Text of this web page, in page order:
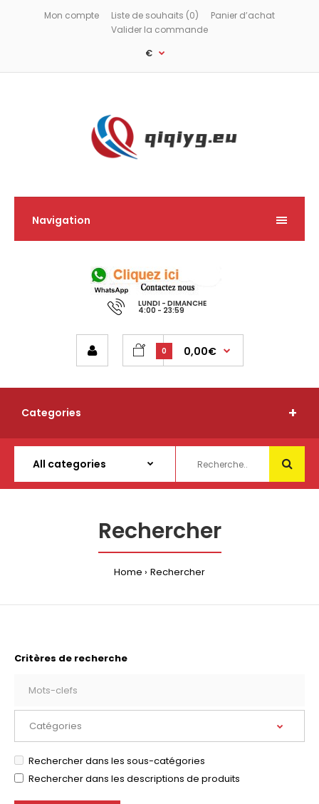
Mon compte Liste de souhaits (0)
Panier d’achat
Valider la commande
€
Navigation
LUNDI - DIMANCHE
4:00 - 23:59
0 0,00€
Categories
Rechercher
Home Rechercher
Critères de recherche
Rechercher dans les sous-catégories
Rechercher dans les descriptions de produits